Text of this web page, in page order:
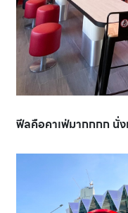
ฟีลคือคาเฟ่มากกกก นั่